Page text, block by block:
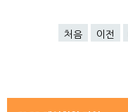
처음 이전